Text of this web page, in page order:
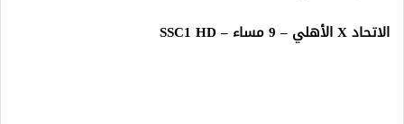
الاتحاد X الأهلي – 9 مساء – SSC1 HD